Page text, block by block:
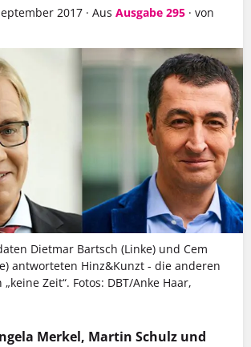
2017 · Aus Ausgabe 295 · von
Dietmar Bartsch (Linke) und Cem
antworteten Hinz&Kunzt - die anderen
Zeit“. Fotos: DBT/Anke Haar,
Merkel, Martin Schulz und